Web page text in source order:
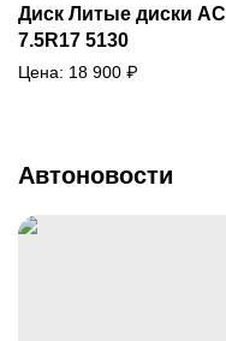
Диск Литые диски AC
7.5R17 5130
Цена: 18 900 ₽
Автоновости